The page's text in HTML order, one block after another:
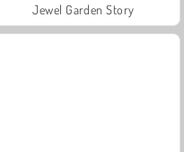
Jewel Garden Story